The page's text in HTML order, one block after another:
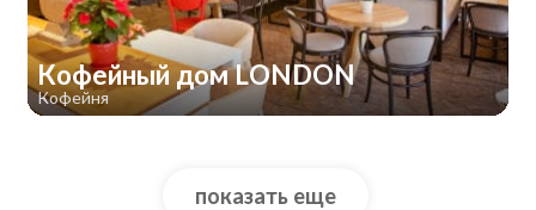
Кофейный дом LONDON
Кофейня
показать еще